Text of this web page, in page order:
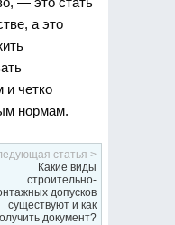
а это
четко
нормам.
статья >
Какие виды
строительно-
допусков
существуют и как
документ?